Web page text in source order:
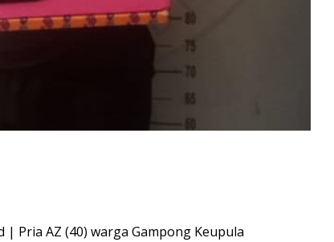
| Pria AZ (40) warga Gampong Keupula